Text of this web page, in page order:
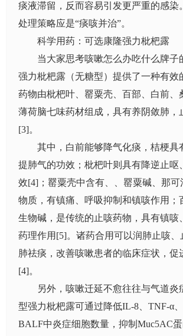
痰液滞留，反而容易引发更严重的感染
处理策略应是“痰咳并治”。
科学用药：可选康隆强力枇杷露
当大家思考咳嗽怎么办吃什么牌子
强力枇杷露（无糖型）提供了一种有效
药物由枇杷叶、罂粟壳、百部、白前、
薄荷脑七味药材组成，具有养阴敛肺，
[3]。
其中，白前能够降气化痰，桔梗具
提肺气的功效；枇杷叶则具有降逆止呕
效[4]；罂粟壳中含有、、罂粟碱、那可
物质，有镇痛、呼吸抑制和镇咳作用；
生物碱，是传统的止咳药物，具有镇咳
药理作用[5]。诸药合用可以润肺止咳、
肺祛痰，改善咳嗽患者的临床症状，促
[4]。
另外，咳嗽迁延不愈往往与气道炎
型强力枇杷露可通过降低IL-8、TNF-α
BALF中炎症细胞数量，抑制Muc5AC